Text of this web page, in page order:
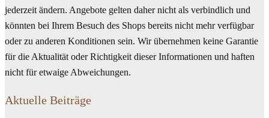
jederzeit ändern. Angebote gelten daher nicht als verbindlich und
könnten bei Ihrem Besuch des Shops bereits nicht mehr verfügbar
oder zu anderen Konditionen sein. Wir übernehmen keine Garantie
für die Aktualität oder Richtigkeit dieser Informationen und haften
nicht für etwaige Abweichungen.
Aktuelle Beiträge